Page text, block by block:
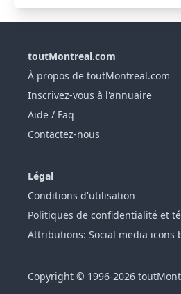
toutMontreal.com
À propos de toutMontreal.com
Inscrivez-vous à l'annuaire
Aide / Faq
Contactez-nous
Légal
Conditions d'utilisation
Politiques de confidentialité et
Attributions: Social media icons
Copyright © 1996-2026